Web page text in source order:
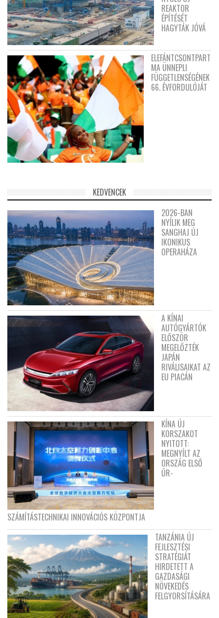
REAKTOR
ÉPÍTÉSÉT
HAGYTÁK JÓVÁ
ELEFÁNTCSONTPART
MA ÜNNEPLI
FÜGGETLENSÉGÉNEK
66. ÉVFORDULÓJÁT
KEDVENCEK
2026-BAN
NYÍLIK MEG
SANGHAJ ÚJ
IKONIKUS
OPERAHÁZA
A KÍNAI
AUTÓGYÁRTÓK
ELŐSZÖR
MEGELŐZTÉK
JAPÁN
RIVÁLISAIKAT AZ
EU PIACÁN
KÍNA ÚJ
KORSZAKOT
NYITOTT:
MEGNYÍLT AZ
ORSZÁG ELSŐ
ŰR-
SZÁMÍTÁSTECHNIKAI INNOVÁCIÓS KÖZPONTJA
TANZÁNIA ÚJ
FEJLESZTÉSI
STRATÉGIÁT
HIRDETETT A
GAZDASÁGI
NÖVEKEDÉS
FELGYORSÍTÁSÁRA